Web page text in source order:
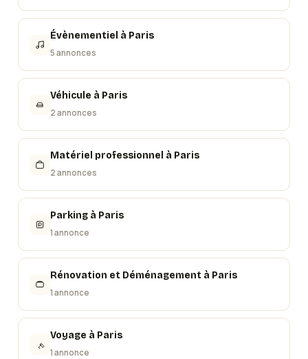
Évènementiel à Paris
5 annonces
Véhicule à Paris
2 annonces
Matériel professionnel à Paris
2 annonces
Parking à Paris
1 annonce
Rénovation et Déménagement à Paris
1 annonce
Voyage à Paris
1 annonce